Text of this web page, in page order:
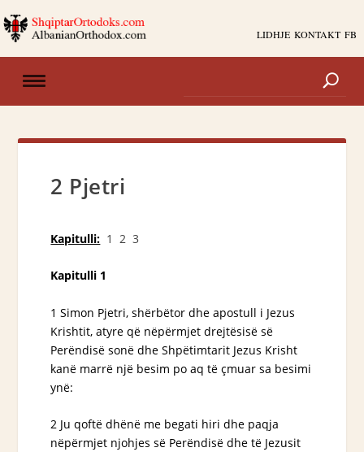
LIDHJE KONTAKT FB
2 Pjetri
Kapitulli: 1 2 3
Kapitulli 1
1 Simon Pjetri, shërbëtor dhe apostull i Jezus
Krishtit, atyre që nëpërmjet drejtësisë së
Perëndisë sonë dhe Shpëtimtarit Jezus Krisht
kanë marrë një besim po aq të çmuar sa besimi
ynë:
2 Ju qoftë dhënë me begati hiri dhe paqja
nëpërmjet njohjes së Perëndisë dhe të Jezusit